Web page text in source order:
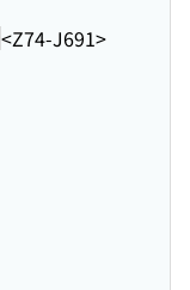
<Z74-J691>